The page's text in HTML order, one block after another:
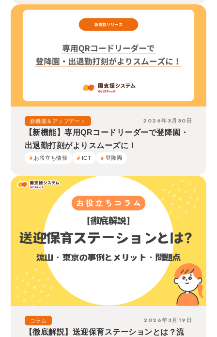
新機能＆アップデート 2026年3月30日
【新機能】専用QRコードリーダーで登降園・
出退勤打刻がよりスムーズに！
お役立ち情報 ICT 登降園
コラム 2026年3月19日
【徹底解説】送迎保育ステーションとは？流